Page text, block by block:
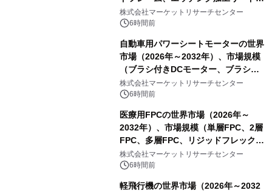
レーム）・分析レポートを発表
株式会社マーケットリサーチセンター
6時間前
自動車用パワーシートモーターの世界
市場（2026年～2032年）、市場規模
（ブラシ付きDCモーター、ブラシレ
スDCモーター）・分析レポートを発
表
株式会社マーケットリサーチセンター
6時間前
医療用FPCの世界市場（2026年～
2032年）、市場規模（単層FPC、2層
FPC、多層FPC、リジッドフレックス
PCB）・分析レポートを発表
株式会社マーケットリサーチセンター
6時間前
軽飛行機の世界市場（2026年～2032